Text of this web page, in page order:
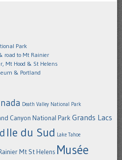
Park
road to Mt Rainier
Mt Hood & St Helens
& Portland
Death Valley National Park
Canyon National Park Grands Lacs
Ile du Sud Lake Tahoe
Mt St Helens Musée